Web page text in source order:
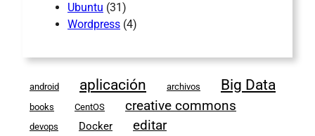
Ubuntu (31)
Wordpress (4)
android aplicación archivos Big Data
books CentOS creative commons
devops Docker editar